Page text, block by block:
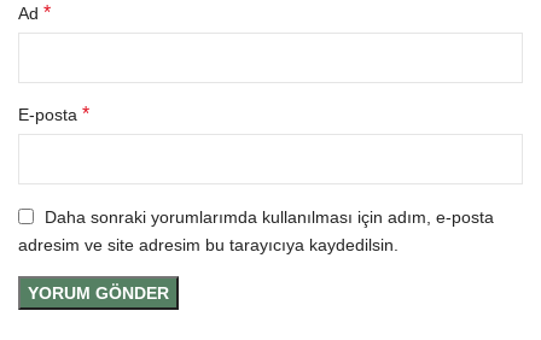
Ad *
E-posta *
Daha sonraki yorumlarımda kullanılması için adım, e-posta
adresim ve site adresim bu tarayıcıya kaydedilsin.